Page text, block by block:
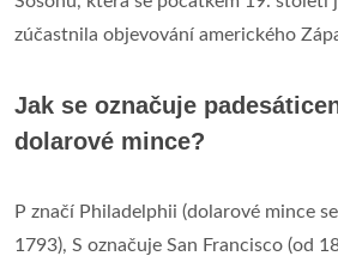
zúčastnila objevování amerického
Jak se označuje
dolarové mince?
P značí Philadelphii (dolarové mince
1793), S označuje San Francisco (od